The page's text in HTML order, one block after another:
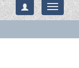
Toggle